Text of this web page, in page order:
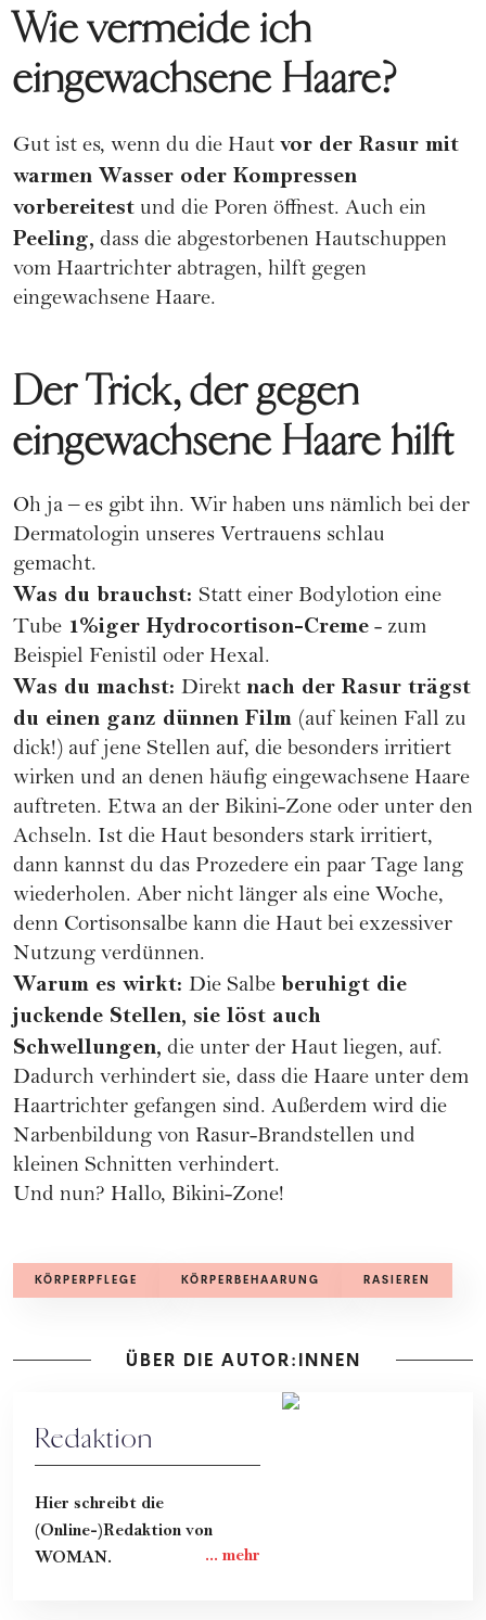
Wie vermeide ich
eingewachsene Haare?
Gut ist es, wenn du die Haut vor der Rasur mit
warmen Wasser oder Kompressen
vorbereitest und die Poren öffnest. Auch ein
Peeling, dass die abgestorbenen Hautschuppen
vom Haartrichter abtragen, hilft gegen
eingewachsene Haare.
Der Trick, der gegen
eingewachsene Haare hilft
Oh ja – es gibt ihn. Wir haben uns nämlich bei der
Dermatologin unseres Vertrauens schlau
gemacht.
Was du brauchst: Statt einer Bodylotion eine
Tube 1%iger Hydrocortison-Creme - zum
Beispiel Fenistil oder Hexal.
Was du machst: Direkt nach der Rasur trägst
du einen ganz dünnen Film (auf keinen Fall zu
dick!) auf jene Stellen auf, die besonders irritiert
wirken und an denen häufig eingewachsene Haare
auftreten. Etwa an der Bikini-Zone oder unter den
Achseln. Ist die Haut besonders stark irritiert,
dann kannst du das Prozedere ein paar Tage lang
wiederholen. Aber nicht länger als eine Woche,
denn Cortisonsalbe kann die Haut bei exzessiver
Nutzung verdünnen.
Warum es wirkt: Die Salbe beruhigt die
juckende Stellen, sie löst auch
Schwellungen, die unter der Haut liegen, auf.
Dadurch verhindert sie, dass die Haare unter dem
Haartrichter gefangen sind. Außerdem wird die
Narbenbildung von Rasur-Brandstellen und
kleinen Schnitten verhindert.
Und nun? Hallo, Bikini-Zone!
KÖRPERPFLEGE KÖRPERBEHAARUNG RASIEREN
ÜBER DIE AUTOR:INNEN
Redaktion
Hier schreibt die
(Online-)Redaktion von
WOMAN.